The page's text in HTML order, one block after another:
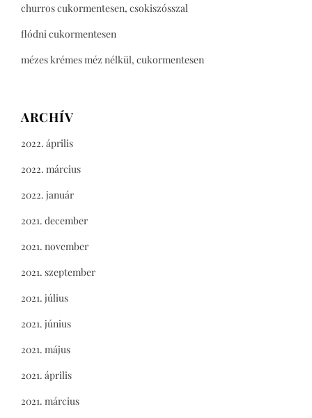
churros cukormentesen, csokiszósszal
flódni cukormentesen
mézes krémes méz nélkül, cukormentesen
ARCHÍV
2022. április
2022. március
2022. január
2021. december
2021. november
2021. szeptember
2021. július
2021. június
2021. május
2021. április
2021. március